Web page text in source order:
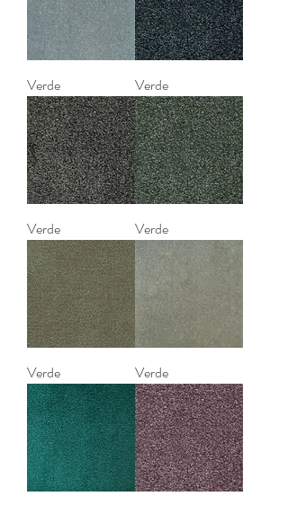
Verde Verde
Verde Verde
Verde Verde